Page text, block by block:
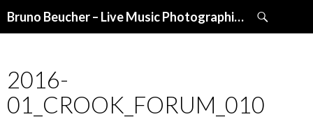
Bruno Beucher – Live Music Photographies
2016-
01_CROOK_FORUM_010